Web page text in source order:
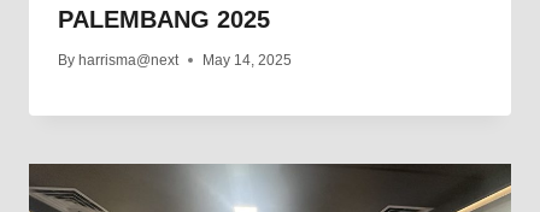
PALEMBANG 2025
By harrisma@next May 14, 2025